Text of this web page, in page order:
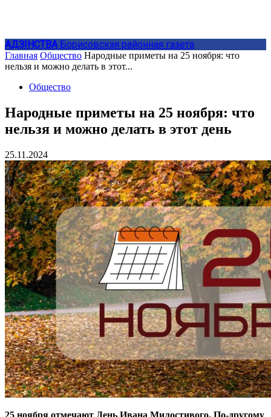
АДЗIНСТВА Борисовская районная газета
Главная Общество Народные приметы на 25 ноября: что
нельзя и можно делать в этот...
Общество
Народные приметы на 25 ноября: что
нельзя и можно делать в этот день
25.11.2024
25 ноября отмечают День Ивана Милостивого. По-другому